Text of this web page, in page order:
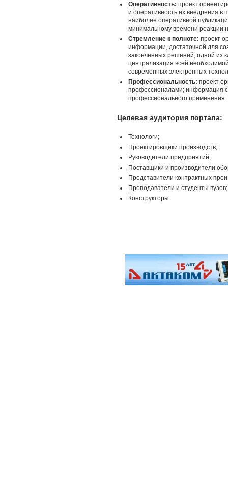
Оперативность: проект
и оперативность их внедрения в
наиболее оперативной
минимальному времени реакции
Стремление к полноте: проект
информации, достаточной для
законченных решений; одной из
централизация всей
современных электронных
Профессиональность: проект
профессионалами; информация
профессионального применения
Целевая аудитория портала:
Технологи;
Проектировщики производств;
Руководители предприятий;
Поставщики и производители
Представители контрактных
Преподаватели и студенты вузов;
Конструкторы